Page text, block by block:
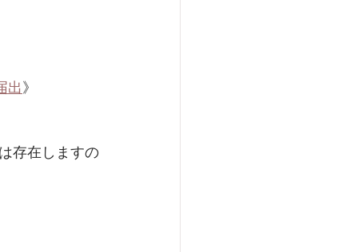
出》
存在しますの